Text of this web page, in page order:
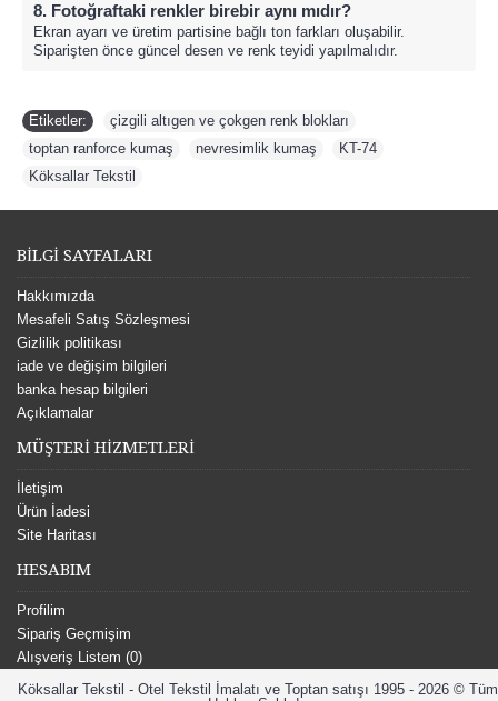
8. Fotoğraftaki renkler birebir aynı mıdır?
Ekran ayarı ve üretim partisine bağlı ton farkları oluşabilir.
Siparişten önce güncel desen ve renk teyidi yapılmalıdır.
Etiketler: çizgili altıgen ve çokgen renk blokları
toptan ranforce kumaş
nevresimlik kumaş KT-74
Köksallar Tekstil
BİLGİ SAYFALARI
Hakkımızda
Mesafeli Satış Sözleşmesi
Gizlilik politikası
iade ve değişim bilgileri
banka hesap bilgileri
Açıklamalar
MÜŞTERİ HİZMETLERİ
İletişim
Ürün İadesi
Site Haritası
HESABIM
Profilim
Sipariş Geçmişim
Alışveriş Listem (0)
Köksallar Tekstil - Otel Tekstil İmalatı ve Toptan satışı 1995 - 2026 © Tüm